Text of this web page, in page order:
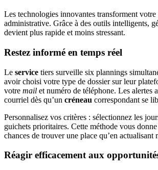
Les technologies innovantes transforment votre
administrative. Grâce à des outils intelligents,
devient plus rapide et moins stressant.
Restez informé en temps réel
Le service tiers surveille six plannings
avoir choisi votre type de dossier sur leur
votre mail et numéro de téléphone. Les alertes
courriel dès qu’un créneau correspondant se
Personnalisez vos critères : sélectionnez les
guichets prioritaires. Cette méthode vous
chances de trouver une place qu’en actualisant
Réagir efficacement aux